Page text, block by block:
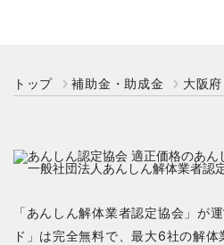
トップ 補助金・助成金 大阪府
「あんしん解体業者認定協会」が
ド」は完全無料で、最大6社の解